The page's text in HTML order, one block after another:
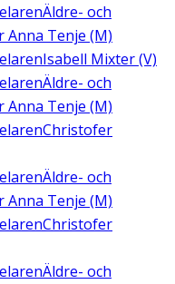
Äldre- och
Tenje (M)
Isabell Mixter (V)
Äldre- och
Tenje (M)
Christofer
Äldre- och
Tenje (M)
Christofer
Äldre- och